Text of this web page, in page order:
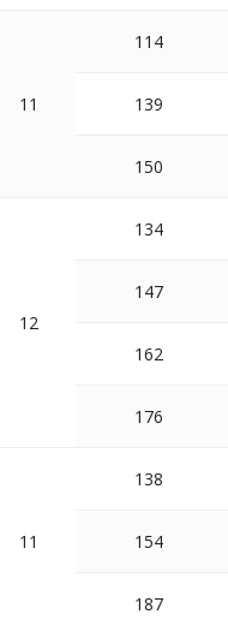
11
114
139
150
12
134
147
162
176
11
138
154
187